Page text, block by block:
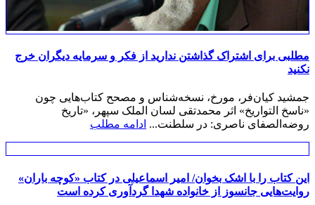
مطلبی برای اشتراک گذاشتن ندارید از فکر و سرمایه دیگران خرج
نکنید
جمشید کیان‌فر، مورخ، نسخه‌شناس و مصحح کتاب‌هایی چون
«ناسخ التواریخ» اثر محمدتقی لسان الملک سپهر، «تاریخ
روضه‌الصفای ناصری: در سلطنت... ادامه مطلب
این کتاب را با اشک بخوان/ امیر اسماعیلی در کتاب «کوچه باران»
روایت‌هایی جانسوز از خانواده شهدا گردآوری کرده است